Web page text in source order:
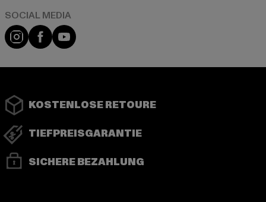
Instagram
FacebookYouTube
KOSTENLOSE RETOURE
TIEFPREISGARANTIE
SICHERE BEZAHLUNG